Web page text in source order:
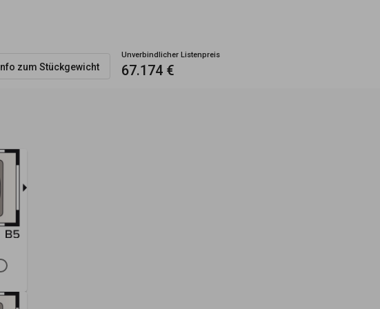
Info zum Stückgewicht
Unverbindlicher Listenpreis
67.174 €